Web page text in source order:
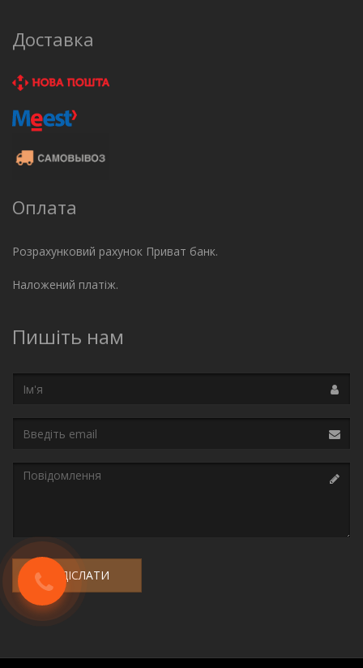
Доставка
Оплата
Розрахунковий рахунок Приват банк.
Наложений платіж.
Пишіть нам
Повідомлення